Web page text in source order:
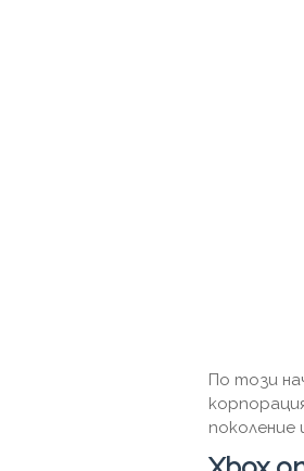
По този
поколение